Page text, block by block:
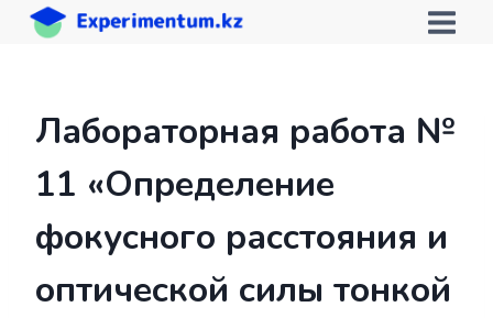
Перейти
Лабораторная работа №
11 «Определение
фокусного расстояния и
оптической силы тонкой